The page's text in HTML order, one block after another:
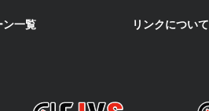
ン一覧 リンクについて